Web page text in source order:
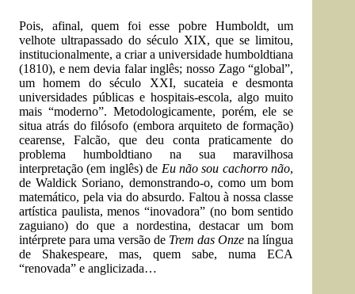
Pois, afinal, quem foi esse pobre Humboldt, um
velhote ultrapassado do século XIX, que se limitou,
institucionalmente, a criar a universidade humboldtiana
(1810), e nem devia falar inglês; nosso Zago “global”,
um homem do século XXI, sucateia e desmonta
universidades públicas e hospitais-escola, algo muito
mais “moderno”. Metodologicamente, porém, ele se
situa atrás do filósofo (embora arquiteto de formação)
cearense, Falcão, que deu conta praticamente do
problema humboldtiano na sua maravilhosa
interpretação (em inglês) de Eu não sou cachorro não,
de Waldick Soriano, demonstrando-o, como um bom
matemático, pela via do absurdo. Faltou à nossa classe
artística paulista, menos “inovadora” (no bom sentido
zaguiano) do que a nordestina, destacar um bom
intérprete para uma versão de Trem das Onze na língua
de Shakespeare, mas, quem sabe, numa ECA
“renovada” e anglicizada…